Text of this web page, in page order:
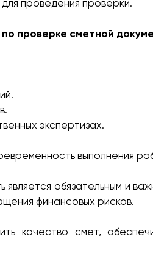
проведения проверки.
проверке сметной
экспертизах.
выполнения
обязательным и
финансовых рисков.
качество смет,